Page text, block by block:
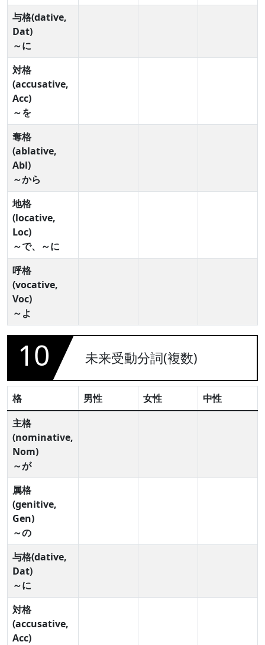
与格(dative,
Dat)
～に
対格
(accusative,
Acc)
～を
奪格
(ablative,
Abl)
～から
地格
(locative,
Loc)
～で、～に
呼格
(vocative,
Voc)
～よ
10 未来受動分詞(複数)
格 男性 女性
中性
主格
(nominative,
Nom)
～が
属格
(genitive,
Gen)
～の
与格(dative,
Dat)
～に
対格
(accusative,
Acc)